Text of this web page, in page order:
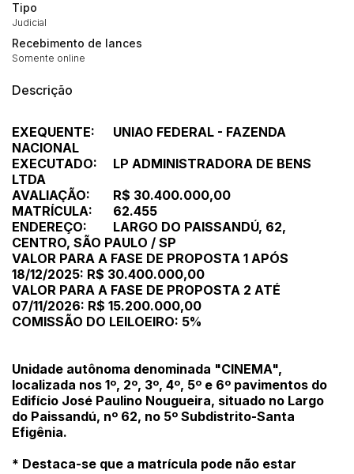
Tipo
Judicial
Recebimento de lances
Somente online
Descrição
EXEQUENTE:
UNIAO FEDERAL - FAZENDA
NACIONAL
EXECUTADO:
LP ADMINISTRADORA DE BENS
LTDA
AVALIAÇÃO:
R$ 30.400.000,00
MATRÍCULA:
62.455
ENDEREÇO:
LARGO DO PAISSANDÚ, 62,
CENTRO, SÃO PAULO / SP
VALOR PARA A FASE DE PROPOSTA 1 APÓS
18/12/2025: R$ 30.400.000,00
VALOR PARA A FASE DE PROPOSTA 2 ATÉ
07/11/2026: R$ 15.200.000,00
COMISSÃO DO LEILOEIRO: 5%
Unidade autônoma denominada "CINEMA",
localizada nos 1º, 2º, 3º, 4º, 5º e 6º pavimentos do
Edifício José Paulino Nougueira, situado no Largo
do Paissandú, nº 62, no 5º Subdistrito-Santa
Efigênia.
* Destaca-se que a matrícula pode não estar
Habilite-se para efetuar lances ou